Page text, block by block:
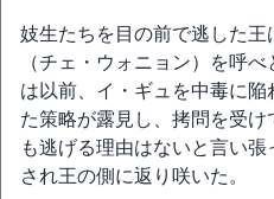
妓生たちを目の前で逃した
（チェ・ウォニョン）を呼
は以前、イ・ギュを中毒に
た策略が露見し、拷問を受
も逃げる理由はないと言い
され王の側に返り咲いた。